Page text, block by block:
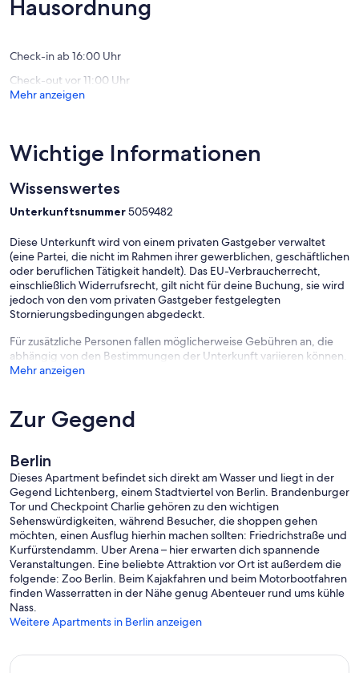
zum
(68
Hausordnung
Check-in ab 16:00 Uhr
Check-out vor 11:00 Uhr
Mehr anzeigen
Wichtige Informationen
Wissenswertes
Unterkunftsnummer5059482
Diese Unterkunft wird von einem privaten Gastgeber verwaltet
(eine Partei, die nicht im Rahmen ihrer gewerblichen, geschäftlichen
oder beruflichen Tätigkeit handelt). Das EU-Verbraucherrecht,
einschließlich Widerrufsrecht, gilt nicht für deine Buchung, sie wird
jedoch von den vom privaten Gastgeber festgelegten
Stornierungsbedingungen abgedeckt.
Für zusätzliche Personen fallen möglicherweise Gebühren an, die
abhängig von den Bestimmungen der Unterkunft variieren können.
Mehr anzeigen
Zur Gegend
Berlin
Dieses Apartment befindet sich direkt am Wasser und liegt in der
Gegend Lichtenberg, einem Stadtviertel von Berlin. Brandenburger
Tor und Checkpoint Charlie gehören zu den wichtigen
Sehenswürdigkeiten, während Besucher, die shoppen gehen
möchten, einen Ausflug hierhin machen sollten: Friedrichstraße und
Kurfürstendamm. Uber Arena – hier erwarten dich spannende
Veranstaltungen. Eine beliebte Attraktion vor Ort ist außerdem die
folgende: Zoo Berlin. Beim Kajakfahren und beim Motorbootfahren
finden Wasserratten in der Nähe genug Abenteuer rund ums kühle
Nass.
Weitere Apartments in Berlin anzeigen